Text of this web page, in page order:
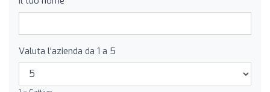
Valuta l'azienda da 1 a 5